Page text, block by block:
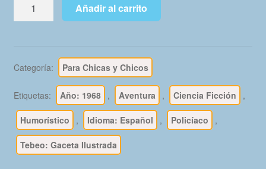
JUNIOR
JUNIOR
-
1968
Colección
Completa
Añadir al carrito
Categoría: Para Chicas y Chicos
Etiquetas: Año: 1968 , Aventura , Ciencia Ficción ,
Humorístico , Idioma: Español , Policíaco ,
Tebeo: Gaceta Ilustrada